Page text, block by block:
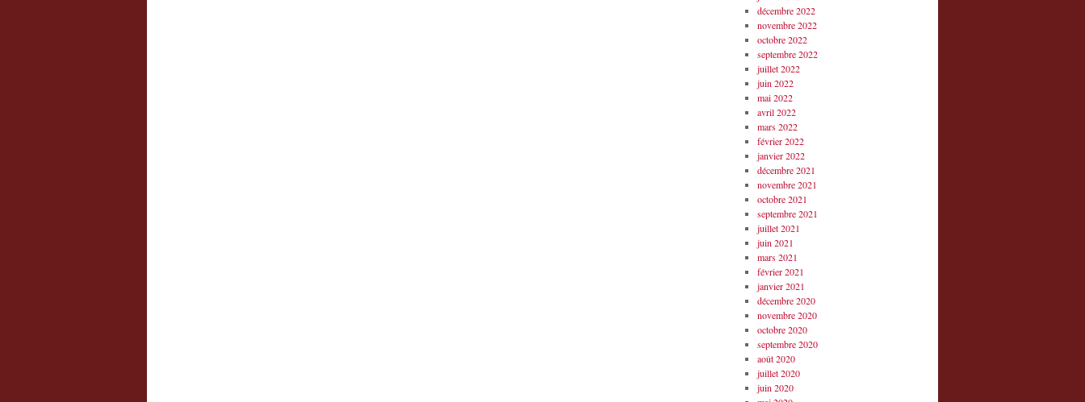
décembre 2022
novembre 2022
octobre 2022
septembre 2022
juillet 2022
juin 2022
mai 2022
avril 2022
mars 2022
février 2022
janvier 2022
décembre 2021
novembre 2021
octobre 2021
septembre 2021
juillet 2021
juin 2021
mars 2021
février 2021
janvier 2021
décembre 2020
novembre 2020
octobre 2020
septembre 2020
août 2020
juillet 2020
juin 2020